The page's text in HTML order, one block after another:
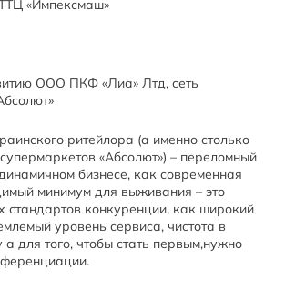
«Импексмаш»
ООО ПКФ «Лиа» Лтд, сеть
ритейлора (а именно столько
«Абсолют») – переломный
бизнесе, как современная
минимум для выживания – это
стандартов конкуренции, как широкий
уровень сервиса, чистота в
а для того, чтобы стать первым,нужно